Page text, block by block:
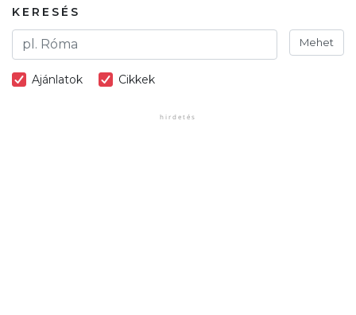
KERESÉS
Mehet
Ajánlatok Cikkek